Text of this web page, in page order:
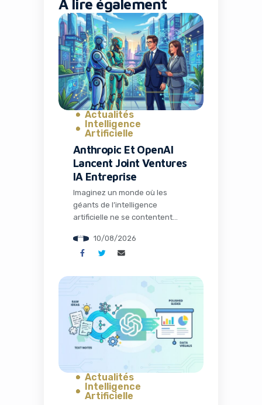
À lire également
Actualités
Intelligence
Artificielle
Anthropic Et OpenAI
Lancent Joint Ventures
IA Entreprise
Imaginez un monde où les
géants de l’intelligence
artificielle ne se contentent
mais s’associent directement
aux acteurs de la finance pour
opérations des entreprises.
C’est exactement ce qui se
passe en ce moment avec
Anthropic et OpenAI, qui
lancent simultanément des
joint-ventures dédiées aux
services IA […]
10/08/2026
Actualités
Intelligence
Artificielle